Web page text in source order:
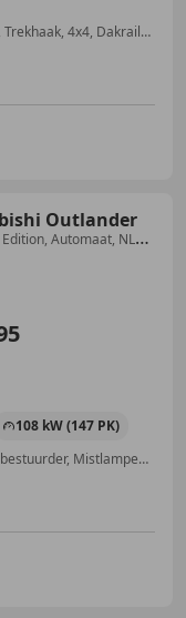
Elektrische stoelverstelling, Stoelverwarming, Trekhaak, 4x4, Dakrails, Elektronische parkeerrem, Getinte ramen, Electronic Stability Program
Outlander
Automaat, NL
108 kW (147 PK)
Achterbank 1/3 - 2/3, Traction control, Airbag bestuurder, Mistlampen, Met onderhoudshistorie, Alarm, CD, Multifunctioneel stuurwiel